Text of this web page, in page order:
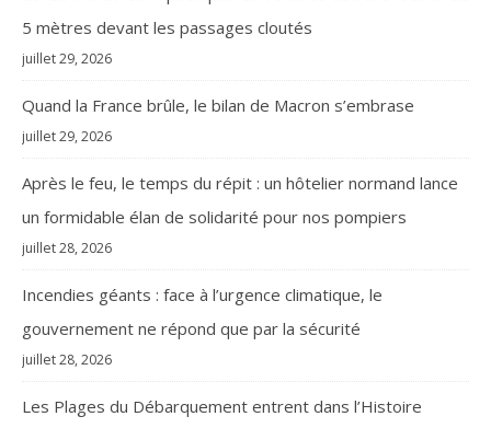
5 mètres devant les passages cloutés
juillet 29, 2026
Quand la France brûle, le bilan de Macron s’embrase
juillet 29, 2026
Après le feu, le temps du répit : un hôtelier normand lance
un formidable élan de solidarité pour nos pompiers
juillet 28, 2026
Incendies géants : face à l’urgence climatique, le
gouvernement ne répond que par la sécurité
juillet 28, 2026
Les Plages du Débarquement entrent dans l’Histoire